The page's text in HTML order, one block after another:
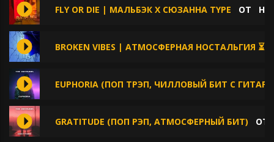
FLY OR DIE | МАЛЬБЭК Х СЮЗАННА TYPE ОТ
BROKEN VIBES | АТМОСФЕРНАЯ НОСТАЛЬГИЯ ⏳
EUPHORIA (ПОП ТРЭП, ЧИЛЛОВЫЙ БИТ С
GRATITUDE (ПОП РЭП, АТМОСФЕРНЫЙ БИТ)